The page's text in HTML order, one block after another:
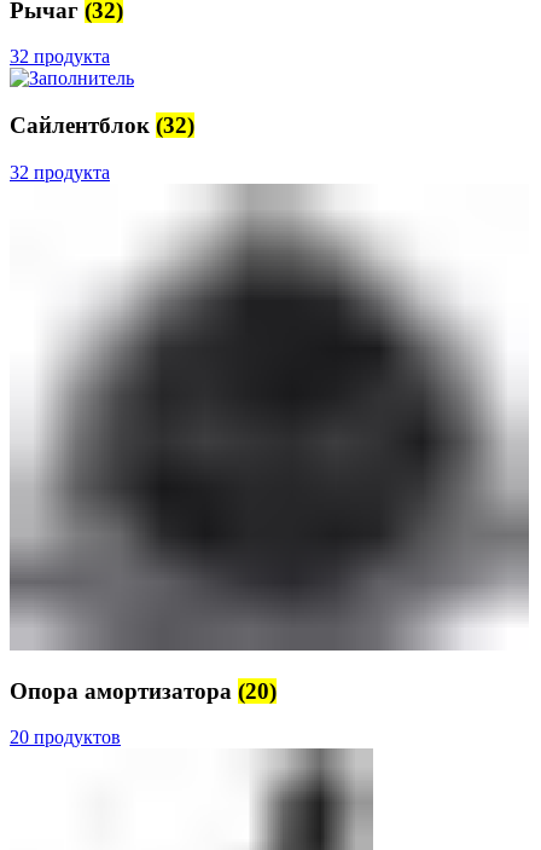
Рычаг (32)
32 продукта
Сайлентблок (32)
32 продукта
Опора амортизатора (20)
20 продуктов